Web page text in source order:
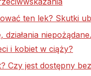
ten lek? Skutki
i kobiet w ciąży?
Czy jest dostępny